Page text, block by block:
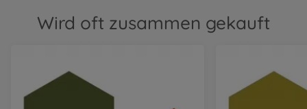
Wird oft zusammen gekauft